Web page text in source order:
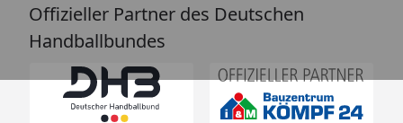
Offizieller Partner des Deutschen
Handballbundes